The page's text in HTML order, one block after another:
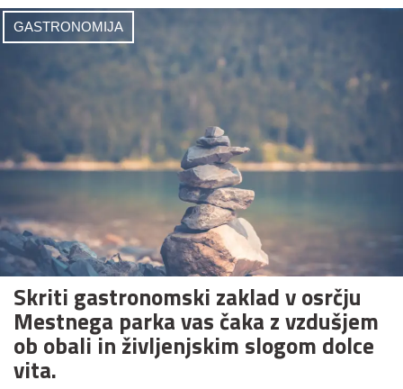
GASTRONOMIJA
Skriti gastronomski zaklad v osrčju
Mestnega parka vas čaka z vzdušjem
ob obali in življenjskim slogom dolce
vita.